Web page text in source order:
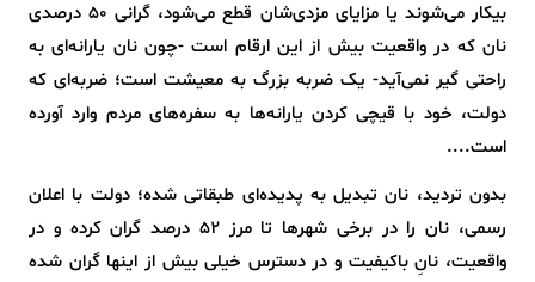
بیکار می‌شوند یا مزایای مزدی‌شان قطع می‌شود، گرانی ۵۰ درصدی
نان که در واقعیت بیش از این ارقام است -چون نان یارانه‌ای به
راحتی گیر نمی‌آید- یک ضربه بزرگ به معیشت است؛ ضربه‌ای که
دولت، خود با قیچی کردن یارانه‌ها به سفره‌های مردم وارد آورده
است....
بدون تردید، نان تبدیل به پدیده‌ای طبقاتی شده؛ دولت با اعلان
رسمی، نان را در برخی شهرها تا مرز ۵۲ درصد گران کرده و در
واقعیت، نانِ باکیفیت و در دسترس خیلی بیش از اینها گران شده